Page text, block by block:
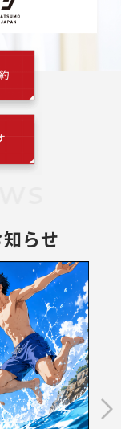
らせ